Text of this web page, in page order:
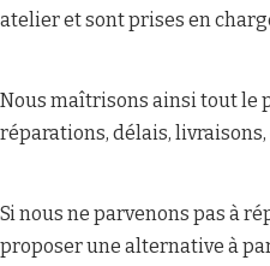
atelier et sont prises en
Nous maîtrisons ainsi tout le
réparations, délais,
Si nous ne parvenons pas à
proposer une alternative à